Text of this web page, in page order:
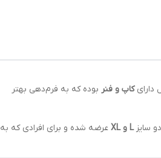
دارایکاپ و فنر بوده که به فرم‌دهی بهتر
سایزL و XL
عرضه شده و برای افرادی که به